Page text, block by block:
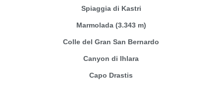
Spiaggia di Kastri
Marmolada (3.343 m)
Colle del Gran San Bernardo
Canyon di Ihlara
Capo Drastis